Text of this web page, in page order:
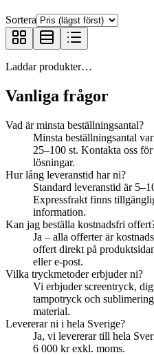
Sortera
Laddar produkter…
Vanliga frågor
Vad är minsta beställningsantal?
Minsta beställningsantal
25–100 st. Kontakta oss
lösningar.
Hur lång leveranstid har ni?
Standard leveranstid är
Expressfrakt finns
information.
Kan jag beställa kostnadsfri
Ja – alla offerter är
offert direkt på
eller e-post.
Vilka tryckmetoder erbjuder ni?
Vi erbjuder screentryck,
tampotryck och
material.
Levererar ni i hela Sverige?
Ja, vi levererar till hela
6 000 kr exkl. moms.